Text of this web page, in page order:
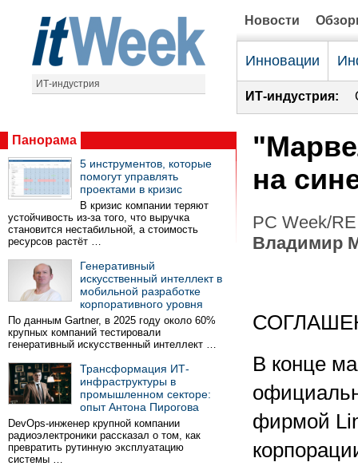
ИТ-индустрия
Новости
Инновации
ИТ-индустрия:
Панорама
5 инструментов, которые
помогут управлять
проектами в кризис
В кризис компании теряют
устойчивость из-за того, что выручка
становится нестабильной, а стоимость
ресурсов растёт …
Генеративный
искусственный интеллект в
мобильной разработке
корпоративного уровня
По данным Gartner, в 2025 году около 60%
крупных компаний тестировали
генеративный искусственный интеллект …
Трансформация ИТ-
инфраструктуры в
промышленном секторе:
опыт Антона Пирогова
DevOps-инженер крупной компании
радиоэлектроники рассказал о том, как
превратить рутинную эксплуатацию
системы …
на
PC Week/
Владимир
В конце
фирмой